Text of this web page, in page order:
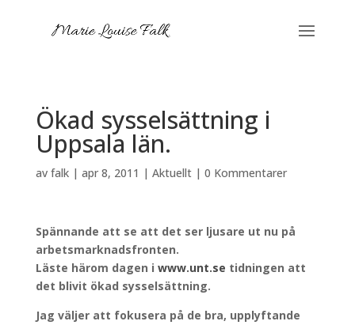
Ökad sysselsättning i
Uppsala län.
av falk| apr 8, 2011 | Aktuellt| 0 Kommentarer
Spännande att se att det ser ljusare ut nu på
arbetsmarknadsfronten.
Läste härom dagen i www.unt.se tidningen att
det blivit ökad sysselsättning.
Jag väljer att fokusera på de bra, upplyftande